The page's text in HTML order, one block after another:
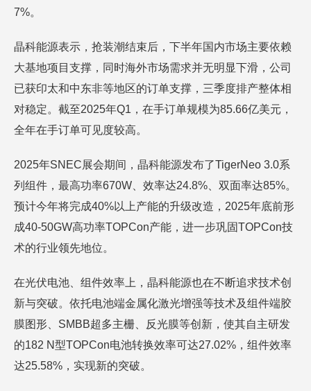
7%。
晶科能源表示，抢装潮结束后，下半年国内市场主要依赖
大基地项目支撑，同时海外市场需求并无明显下滑，公司
已获印太和中东非等地区的订单支撑，三季度排产整体相
对稳定。截至2025年Q1，在手订单规模为85.66亿美元，
全年在手订单可见度较高。
2025年SNEC展会期间，晶科能源发布了TigerNeo 3.0系
列组件，最高功率670W、效率达24.8%、双面率达85%。
预计今年将完成40%以上产能的升级改造，2025年底前形
成40-50GW高功率TOPCon产能，进一步巩固TOPCon技
术的行业领先地位。
在光伏电池、组件效率上，晶科能源也在不断追求技术创
新与突破。依托电池端金属化激光增强等技术及组件端胶
膜图形、SMBB超多主栅、反光膜等创新，使其自主研发
的182 N型TOPCon电池转换效率可达27.02%，组件效率
达25.58%，实现新的突破。